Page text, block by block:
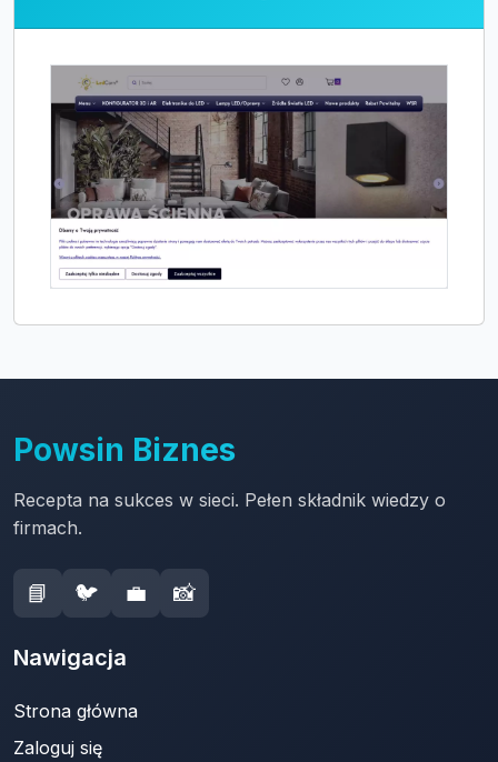
Powsin Biznes
Recepta na sukces w sieci. Pełen składnik wiedzy o
firmach.
📘 🐦 💼 📸
Nawigacja
Strona główna
Zaloguj się